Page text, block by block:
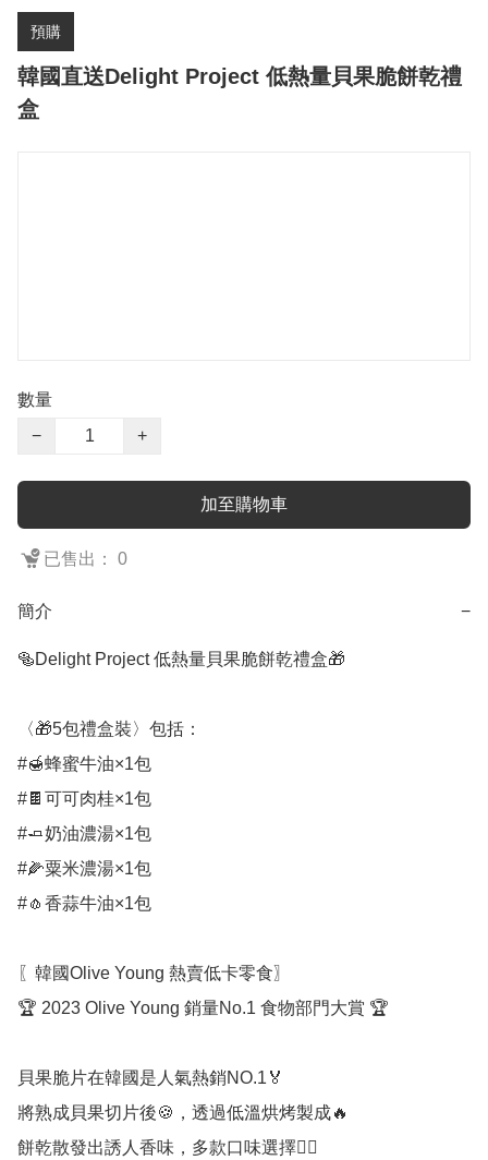
預購
韓國直送Delight Project 低熱量貝果脆餅乾禮
盒
數量
−
+
加至購物車
已售出： 0
簡介 −
🥯Delight Project 低熱量貝果脆餅乾禮盒🎁
〈🎁5包禮盒裝〉包括：
#🍯蜂蜜牛油×1包
#🍫可可肉桂×1包
#🧈奶油濃湯×1包
#🌽粟米濃湯×1包
#🧄香蒜牛油×1包
〖韓國Olive Young 熱賣低卡零食〗
🏆 2023 Olive Young 銷量No.1 食物部門大賞 🏆
貝果脆片在韓國是人氣熱銷NO.1🏅
將熟成貝果切片後🍪，透過低溫烘烤製成🔥
餅乾散發出誘人香味，多款口味選擇👍🏻